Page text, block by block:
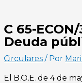
C 65-
Deuda
Circulares / Por
El B.O.E. de 4 de